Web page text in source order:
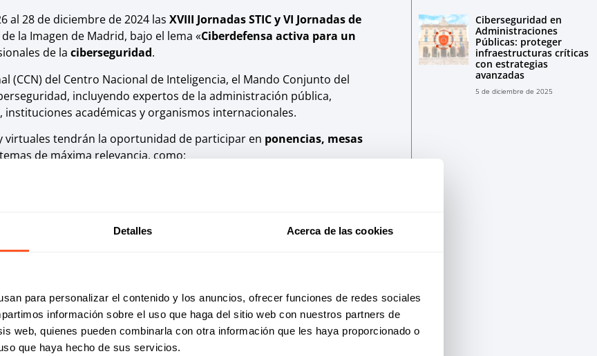
Detalles Acerca de las cookies
para personalizar el contenido y los anuncios, ofrecer funciones de redes sociales
información sobre el uso que haga del sitio web con nuestros partners de
web, quienes pueden combinarla con otra información que les haya proporcionado o
que haya hecho de sus servicios.
al 28 de diciembre de 2024 las XVIII Jornadas STIC y VI Jornadas de
la Imagen de Madrid, bajo el lema «Ciberdefensa activa para un
de la ciberseguridad.
(CCN) del Centro Nacional de Inteligencia, el Mando Conjunto del
incluyendo expertos de la administración pública,
académicas y organismos internacionales.
virtuales tendrán la oportunidad de participar en ponencias, mesas
de máxima relevancia, como:
y avances en tecnologías cuánticas
respaldo de 105 organizaciones de la industria de la ciberseguridad, las
forma presencial y 7.000 online.
Ciberseguridad en
Administraciones
Públicas: proteger
infraestructuras críticas
con estrategias
avanzadas
5 de diciembre de 2025